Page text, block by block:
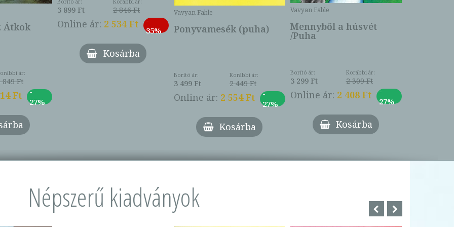
Átkok
ár:
849 Ft
Ft
-
27%
Borító ár:
3 899 Ft
Korábbi ár:
2 846 Ft
Online ár: 2 534 Ft
-
35%
Kosárba
Vavyan Fable
Ponyvamesék (puha)
Borító ár:
3 499 Ft
Korábbi ár:
2 449 Ft
Online ár: 2 554 Ft
-
27%
Kosárba
Vavyan Fable
Mennyből a húsvét
/Puha
Borító ár:
3 299 Ft
Korábbi ár:
2 309 Ft
Online ár: 2 408 Ft
-
27%
Kosárba
Népszerű kiadványok